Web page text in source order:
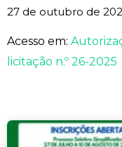
27 de outubro de
Acesso em:
licitação n.º 26-2025